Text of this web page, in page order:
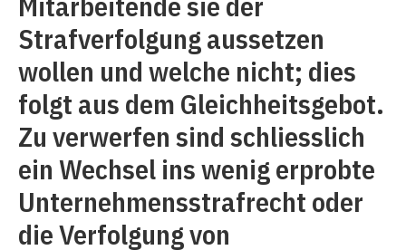
Strafverfolgung aussetzen
wollen und welche nicht; dies
folgt aus dem Gleichheitsgebot.
Zu verwerfen sind schliesslich
ein Wechsel ins wenig erprobte
Unternehmensstrafrecht oder
die Verfolgung von